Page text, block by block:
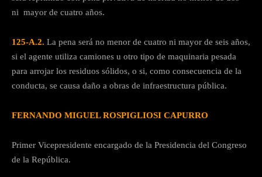
ni mayor de cuatro años.
125-A.2. La pena será no menor de cuatro ni mayor de seis años,
si el agente utiliza camiones u otro tipo de maquinaria pesada
para arrojar los residuos sólidos, o si, como consecuencia de la
conducta, se causa daño a obras de infraestructura pública.
FERNANDO MIGUEL ROSPIGLIOSI CAPURRO
Primer Vicepresidente encargado de la Presidencia del Congreso
de la República.